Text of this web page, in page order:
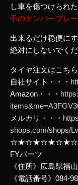
し車を傷つけられ
手のナンバープレ
出来るだけ穏便に
絶対にしないでく
タイヤ注文はこち
自社サイト・・・
Amazon・・・
メルカリ・・・
shops.com/shops/
FYパーツ
《住所》広島県福
《電話番号》084-